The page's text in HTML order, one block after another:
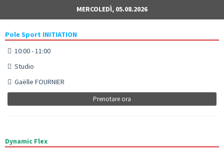
MERCOLEDÌ, 05.08.2026
Pole Sport INITIATION
10:00 - 11:00
Studio
Gaëlle FOURNIER
Prenotare ora
Dynamic Flex